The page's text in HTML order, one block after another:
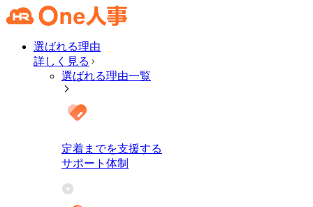
選ばれる理由
詳しく見る
選ばれる理由一覧
定着までを支援する
サポート体制